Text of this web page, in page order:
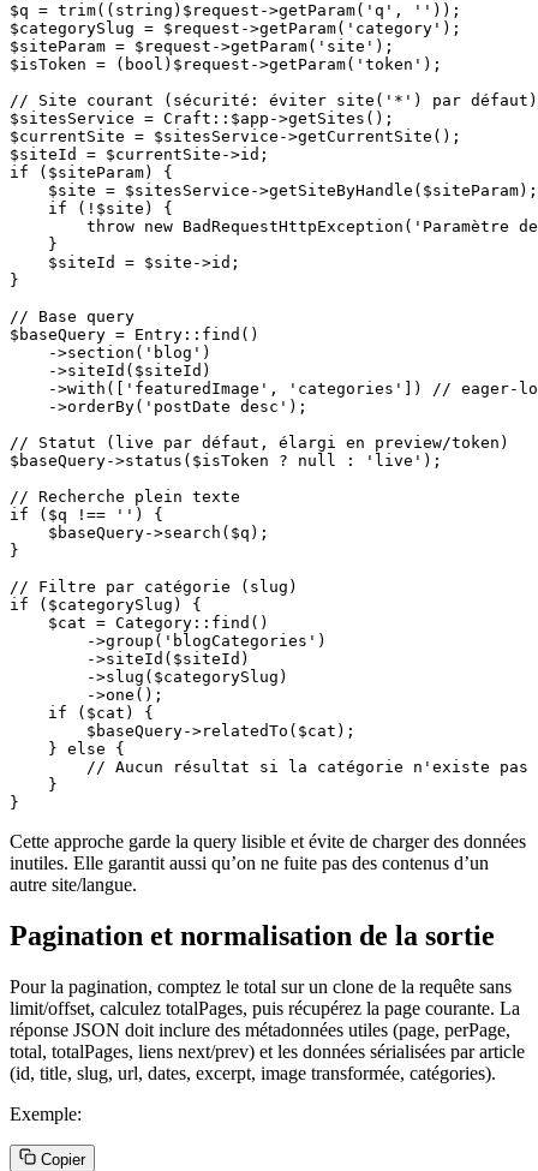
$q = trim((string)$request->getParam('q', ''));
$categorySlug = $request->getParam('category');
$siteParam = $request->getParam('site');
$isToken = (bool)$request->getParam('token');
// Site courant (sécurité: éviter site('*') par défaut)
$sitesService = Craft::$app->getSites();
$currentSite = $sitesService->getCurrentSite();
$siteId = $currentSite->id;
if ($siteParam) {
    $site = $sitesService->getSiteByHandle($siteParam);
    if (!$site) {
throw new BadRequestHttpException('Paramètre
    }
    $siteId = $site->id;
}
// Base query
$baseQuery = Entry::find()
    ->section('blog')
    ->siteId($siteId)
->with(['featuredImage', 'categories']) // eager-
    ->orderBy('postDate desc');
// Statut (live par défaut, élargi en preview/token)
$baseQuery->status($isToken ? null : 'live');
// Recherche plein texte
if ($q !== '') {
    $baseQuery->search($q);
}
// Filtre par catégorie (slug)
if ($categorySlug) {
    $cat = Category::find()
        ->group('blogCategories')
        ->siteId($siteId)
        ->slug($categorySlug)
        ->one();
    if ($cat) {
        $baseQuery->relatedTo($cat);
    } else {
        // Aucun résultat si la catégorie n'existe pas
    }
}
Cette approche garde la query lisible et évite de charger des données
inutiles. Elle garantit aussi qu’on ne fuite pas des contenus d’un
autre site/langue.
Pagination et normalisation de la sortie
Pour la pagination, comptez le total sur un clone de la requête sans
limit/offset, calculez totalPages, puis récupérez la page courante. La
réponse JSON doit inclure des métadonnées utiles (page, perPage,
total, totalPages, liens next/prev) et les données sérialisées par article
(id, title, slug, url, dates, excerpt, image transformée, catégories).
Exemple:
Copier